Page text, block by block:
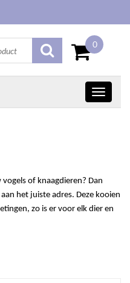
0
of knaagdieren? Dan
het juiste adres. Deze kooien
zo is er voor elk dier en